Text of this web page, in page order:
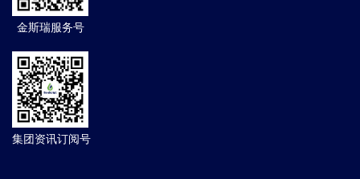
金斯瑞服务号
集团资讯订阅号